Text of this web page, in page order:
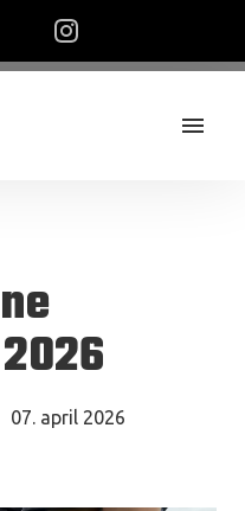
07. april 2026